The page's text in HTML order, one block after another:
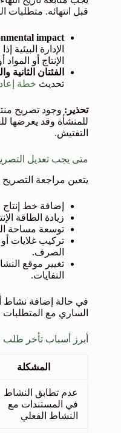
قبل انتهائه. متطلبات
impact.
الإدارة
الإنتاج أو
الفئتان الثانية
تحديث خطة
تحذير: وجود تصريح
للمنشأة وقد يعرضها
التفتيش.
متى يجب تعديل
يتعين مراجعة
إضافة خط
زيادة الطاقة
توسعة مساحة
تركيب غلايات
الصرف.
تغيير موقع
النفايات.
في حالة إضافة نشاط
الساري مع المتطلبات
أبرز أسباب تأخر طلب
المشكلة
عدم تطابق النشاط
في المستندات مع
النشاط الفعلي